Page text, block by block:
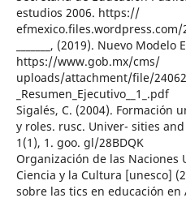
estudios 2006. https://
_______, (2019). Nuevo
https://www.gob.mx/cms/
uploads/attachment/file/
_Resumen_Ejecutivo__1_.pdf
Sigalés, C. (2004). Formación
y roles. rusc. Univer- sities
1(1), 1. goo. gl/28BDQK
Organización de las Naciones
Ciencia y la Cultura [unesco]
sobre las tics en educación en